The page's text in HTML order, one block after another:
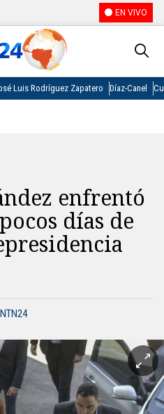
EN VIVO
Luis Rodríguez Zapatero Díaz-Canel
enfrentó
días de